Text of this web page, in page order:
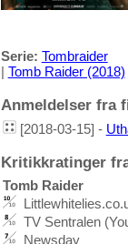
Serie: Tombraider
| Tomb Raider (2018)
Anmeldelser fra
[2018-03-15] -
Kritikkratinger
Tomb Raider
TV Sentralen
Newsday